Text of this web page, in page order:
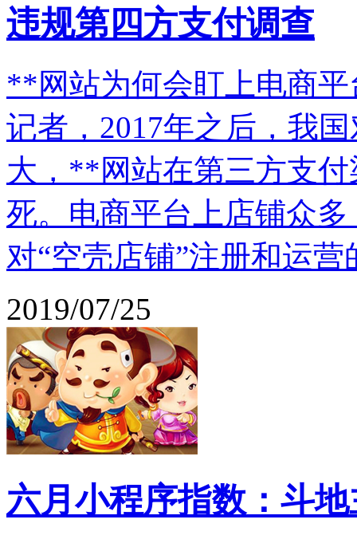
违规第四方支付调查
**网站为何会盯上电商
记者，2017年之后，我
大，**网站在第三方支
死。电商平台上店铺众
对“空壳店铺”注册和运
2019/07/25
六月小程序指数：斗